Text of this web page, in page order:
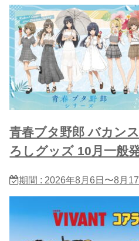
青春ブタ野郎 バカン
ろしグッズ 10月一般
期間 : 2026年8月6日〜8月